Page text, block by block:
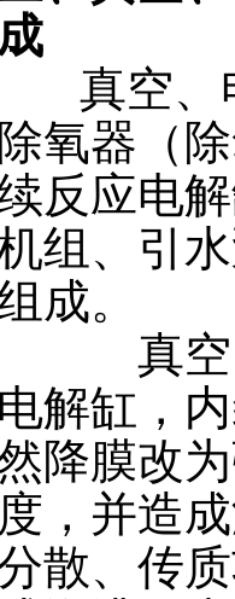
成
真空、
除氧器（
反应电
组、引
成。
真空、
电解缸，
降膜改
度，并造
散、传